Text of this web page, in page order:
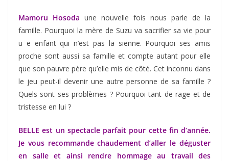
Mamoru Hosoda une nouvelle fois nous parle de la
famille. Pourquoi la mère de Suzu va sacrifier sa vie pour
u e enfant qui n’est pas la sienne. Pourquoi ses amis
proche sont aussi sa famille et compte autant pour elle
que son pauvre père qu’elle mis de côté. Cet inconnu dans
le jeu peut-il devenir une autre personne de sa famille ?
Quels sont ses problèmes ? Pourquoi tant de rage et de
tristesse en lui ?
BELLE est un spectacle parfait pour cette fin d’année.
Je vous recommande chaudement d’aller le déguster
en salle et ainsi rendre hommage au travail des